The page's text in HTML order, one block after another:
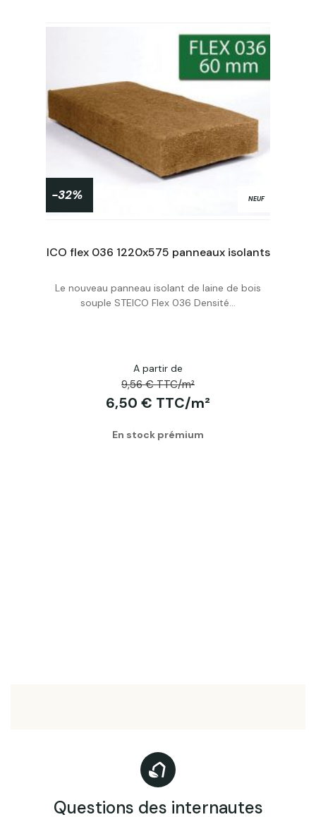
Acheter
-32% NEUF
Le nouveau panneau isolant de laine de bois
souple STEICO Flex 036 Densité...
A partir de
9,56 € TTC/m²
6,50 € TTC/m²
En stock prémium
Questions des internautes